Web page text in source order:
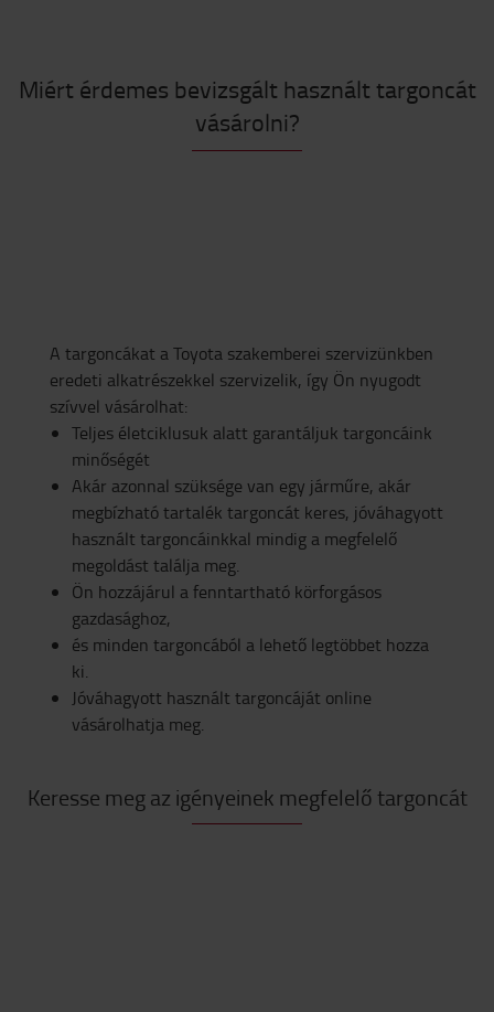
Miért érdemes bevizsgált használt targoncát
vásárolni?
A targoncákat a Toyota szakemberei szervizünkben
eredeti alkatrészekkel szervizelik, így Ön nyugodt
szívvel vásárolhat:
Teljes életciklusuk alatt garantáljuk targoncáink
minőségét
Akár azonnal szüksége van egy járműre, akár
megbízható tartalék targoncát keres, jóváhagyott
használt targoncáinkkal mindig a megfelelő
megoldást találja meg.
Ön hozzájárul a fenntartható körforgásos
gazdasághoz,
és minden targoncából a lehető legtöbbet hozza
ki.
Jóváhagyott használt targoncáját online
vásárolhatja meg.
Keresse meg az igényeinek megfelelő targoncát